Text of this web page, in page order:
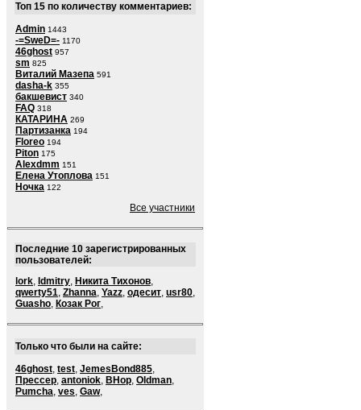
Топ 15 по количеству комментариев:
Admin 1443
-=SweD=- 1170
46ghost 957
sm 825
Виталий Мазепа 591
dasha-k 355
бакшевист 340
FAQ 318
КАТАРИНА 269
Партизанка 194
Floreo 194
Piton 175
Alexdmm 151
Елена Утоплова 151
Ночка 122
Все участники
Последние 10 зарегистрированных
пользователей:
lork, ldmitry, Никита Тихонов,
qwerty51, Zhanna, Yazz, одесит, usr80,
Guasho, Козак Рог,
Только что были на сайте:
46ghost, test, JemesBond885,
Прессер, antoniok, BHop, Oldman,
Pumcha, ves, Gaw,